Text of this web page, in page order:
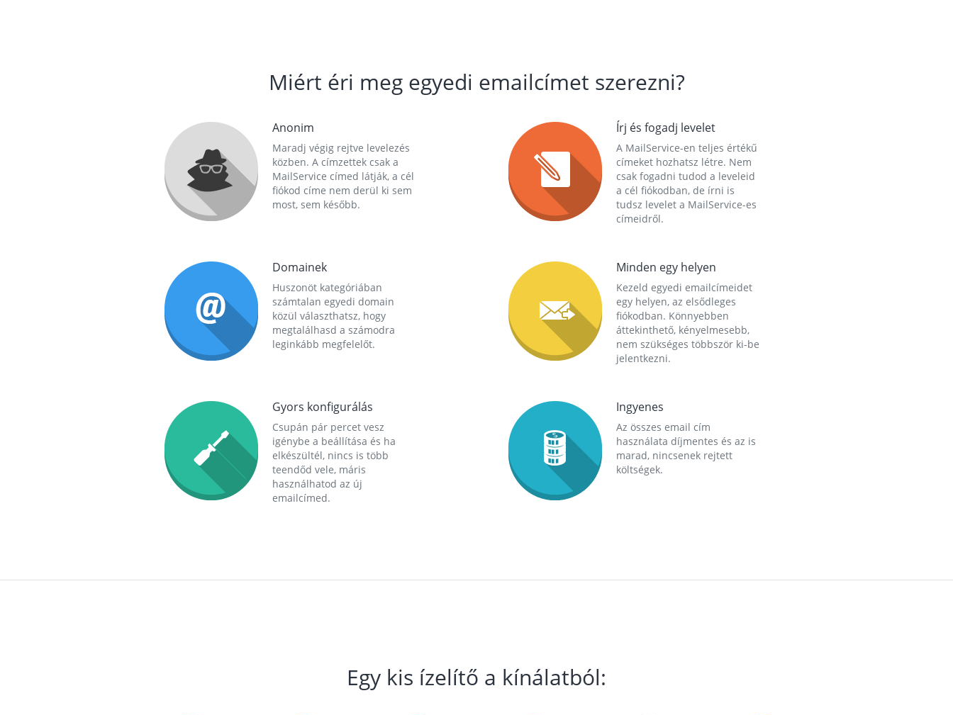
Miért éri meg egyedi emailcímet szerezni?
Anonim
Maradj végig rejtve levelezés
közben. A címzettek csak a
MailService címed látják, a cél
fiókod címe nem derül ki sem
most, sem később.
Írj és fogadj levelet
A MailService-en teljes értékű
címeket hozhatsz létre. Nem
csak fogadni tudod a leveleid
a cél fiókodban, de írni is
tudsz levelet a MailService-es
címeidről.
Domainek
Huszonöt kategóriában
számtalan egyedi domain
közül választhatsz, hogy
megtalálhasd a számodra
leginkább megfelelőt.
Minden egy helyen
Kezeld egyedi emailcímeidet
egy helyen, az elsődleges
fiókodban. Könnyebben
áttekinthető, kényelmesebb,
nem szükséges többször ki-be
jelentkezni.
Gyors konfigurálás
Csupán pár percet vesz
igénybe a beállítása és ha
elkészültél, nincs is több
teendőd vele, máris
használhatod az új
emailcímed.
Ingyenes
Az összes email cím
használata díjmentes és az is
marad, nincsenek rejtett
költségek.
Egy kis ízelítő a kínálatból: